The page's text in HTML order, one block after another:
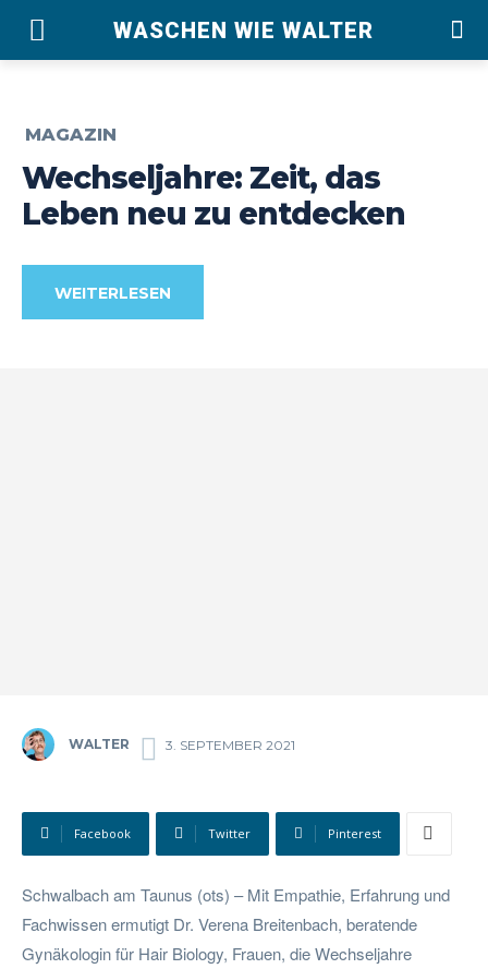
WASCHEN WIE WALTER
MAGAZIN
Wechseljahre: Zeit, das
Leben neu zu entdecken
WEITERLESEN
WALTER 3. SEPTEMBER 2021
Facebook Twitter Pinterest
Schwalbach am Taunus (ots) – Mit Empathie, Erfahrung und
Fachwissen ermutigt Dr. Verena Breitenbach, beratende
Gynäkologin für Hair Biology, Frauen, die Wechseljahre